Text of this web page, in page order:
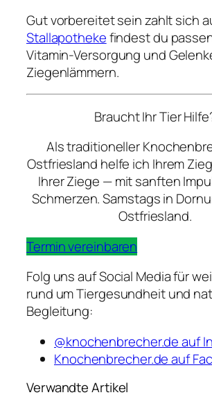
Gut vorbereitet sein zahlt sich
Stallapothekefindest du
Vitamin-Versorgung und
Ziegenlämmern.
Braucht Ihr Tier
Als traditioneller
Ostfriesland helfe ich Ihrem
Ihrer Ziege — mit sanften
Schmerzen. Samstags in
Ostfriesland.
Termin vereinbaren
Folg uns auf Social Media für
rund um Tiergesundheit und
Begleitung:
@knochenbrecher.de auf
Knochenbrecher.de auf
Verwandte Artikel